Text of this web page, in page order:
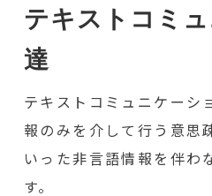
テキストコミ
達
テキストコミュニケーシ
報のみを介して行う意思
いった非言語情報を伴わ
す。